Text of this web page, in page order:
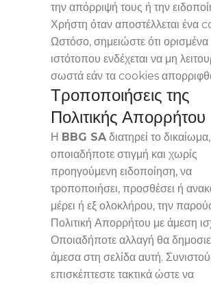
την απόρριψή τους ή την
Χρήστη όταν αποστέλλεται ένα
Ωστόσο, σημειώστε ότι ορισμένα
ιστότοπου ενδέχεται να μη
σωστά εάν τα cookies
Τροποποιήσεις της
Πολιτικής Απορρήτου
Η BBG SAδιατηρεί το δικαίωμα,
οποιαδήποτε στιγμή και χωρίς
προηγούμενη ειδοποίηση, να
τροποποιήσει, προσθέσει ή
μέρει ή εξ ολοκλήρου, την
Πολιτική Απορρήτου με άμεση
Οποιαδήποτε αλλαγή θα
άμεσα στη σελίδα αυτή.
επισκέπτεστε τακτικά ώστε να